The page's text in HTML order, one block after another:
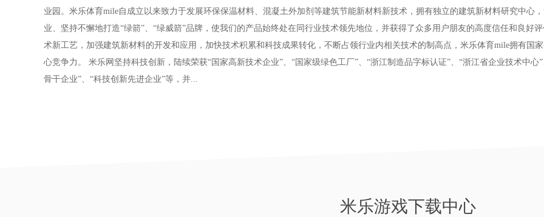
业园。米乐体育mile自成立以来致力于发展环保保温材料、混凝土外加剂等建筑节能新材料新技术，拥有独立的建筑新材料研究中心
业、坚持不懈地打造“绿箭”、“绿威箭”品牌，使我们的产品始终处在同行业技术领先地位，并获得了众多用户朋友的高度信任和良好
术新工艺，加强建筑新材料的开发和应用，加快技术积累和科技成果转化，不断占领行业内相关技术的制高点，米乐体育mile拥有国
心竞争力。 米乐网坚持科技创新，陆续荣获“国家高新技术企业”、“国家级绿色工厂”、“浙江制造品字标认证”、“浙江省企业技术中心
骨干企业”、“科技创新先进企业”等，并...
米乐游戏下载中心